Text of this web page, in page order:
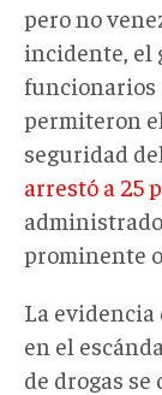
pero no
incidente, el
funcionarios
permiteron
seguridad
arrestó a 25
prominente
La
en el
de drogas se